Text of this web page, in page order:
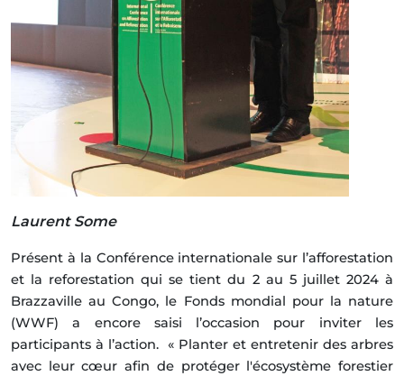
Laurent Some
Présent à la Conférence internationale sur l’afforestation
et la reforestation qui se tient du 2 au 5 juillet 2024 à
Brazzaville au Congo, le Fonds mondial pour la nature
(WWF) a encore saisi l’occasion pour inviter les
participants à l’action. « Planter et entretenir des arbres
avec leur cœur afin de protéger l'écosystème forestier